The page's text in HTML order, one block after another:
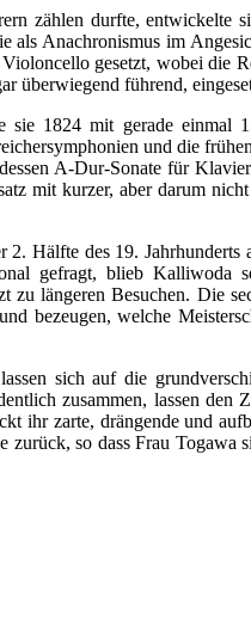
zählen durfte, entwickelte
Anachronismus im
gesetzt, wobei die
überwiegend führend,
sie 1824 mit gerade einmal
und die
A-Dur-Sonate für
mit kurzer, aber darum
Hälfte des 19.
gefragt, blieb
zu längeren Besuchen. Die
bezeugen, welche
sich auf die
zusammen, lassen
zarte, drängende und
so dass Frau Togawa